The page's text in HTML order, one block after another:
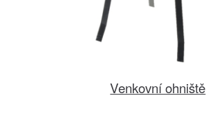
Venkovní ohniště